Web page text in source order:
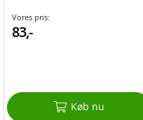
Vores pris:
83,-
Køb nu